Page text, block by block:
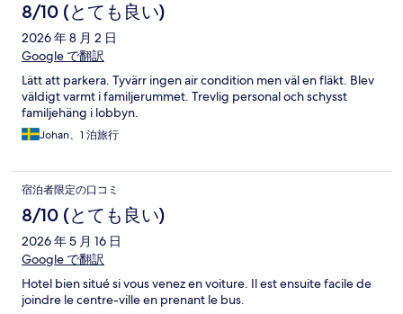
8/10 (とても良い)
2026 年 8 月 2 日
Google で翻訳
Lätt att parkera. Tyvärr ingen air condition men väl en fläkt. Blev
väldigt varmt i familjerummet. Trevlig personal och schysst
familjehäng i lobbyn.
Johan、1 泊旅行
宿泊者限定の口コミ
8/10 (とても良い)
2026 年 5 月 16 日
Google で翻訳
Hotel bien situé si vous venez en voiture. Il est ensuite facile de
joindre le centre-ville en prenant le bus.